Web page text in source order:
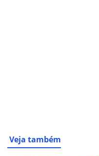
Veja também